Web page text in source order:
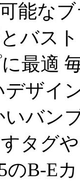
能な
バス
最適
デザイ
バン
タグ
のB-E